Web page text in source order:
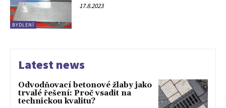
BYDLENÍ
17.8.2023
Latest news
Odvodňovací betonové žlaby jako
trvalé řešení: Proč vsadit na
technickou kvalitu?